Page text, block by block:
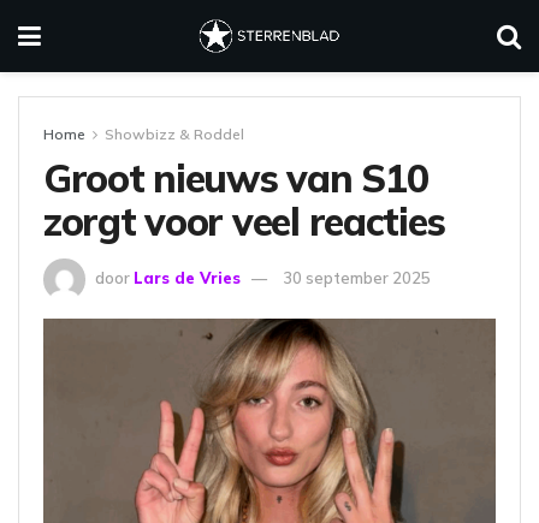
Home Showbizz & Roddel
Groot nieuws van S10
zorgt voor veel reacties
door Lars de Vries 30 september 2025